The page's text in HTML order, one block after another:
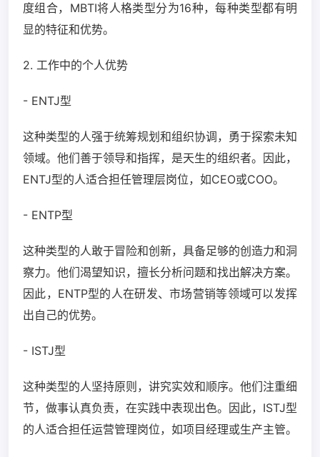
度组合，MBTI将人格类型分为16种，每种类型都有明
显的特征和优势。
2. 工作中的个人优势
- ENTJ型
这种类型的人强于统筹规划和组织协调，勇于探索未知
领域。他们善于领导和指挥，是天生的组织者。因此，
ENTJ型的人适合担任管理层岗位，如CEO或COO。
- ENTP型
这种类型的人敢于冒险和创新，具备足够的创造力和洞
察力。他们渴望知识，擅长分析问题和找出解决方案。
因此，ENTP型的人在研发、市场营销等领域可以发挥
出自己的优势。
- ISTJ型
这种类型的人坚持原则，讲究实效和顺序。他们注重细
节，做事认真负责，在实践中表现出色。因此，ISTJ型
的人适合担任运营管理岗位，如项目经理或生产主管。